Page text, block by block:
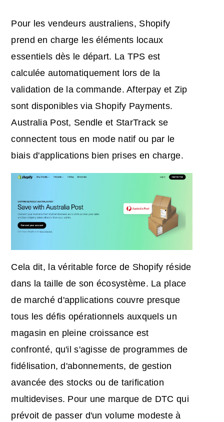
Pour les vendeurs australiens, Shopify
prend en charge les éléments locaux
essentiels dès le départ. La TPS est
calculée automatiquement lors de la
validation de la commande. Afterpay et Zip
sont disponibles via Shopify Payments.
Australia Post, Sendle et StarTrack se
connectent tous en mode natif ou par le
biais d'applications bien prises en charge.
Cela dit, la véritable force de Shopify réside
dans la taille de son écosystème. La place
de marché d'applications couvre presque
tous les défis opérationnels auxquels un
magasin en pleine croissance est
confronté, qu'il s'agisse de programmes de
fidélisation, d'abonnements, de gestion
avancée des stocks ou de tarification
multidevises. Pour une marque de DTC qui
prévoit de passer d'un volume modeste à